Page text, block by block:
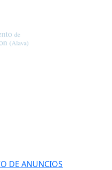
DE ANUNCIOS